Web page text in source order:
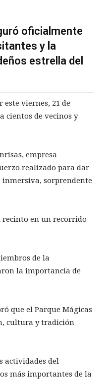
oficialmente
y la
estrella del
viernes, 21 de
cientos de vecinos y
empresa
realizado para dar
inmersiva, sorprendente
recinto en un recorrido
de la
la importancia de
que el Parque Mágicas
cultura y tradición
actividades del
más importantes de la